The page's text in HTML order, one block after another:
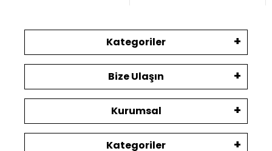
Kategoriler
Bize Ulaşın
Kurumsal
Kategoriler